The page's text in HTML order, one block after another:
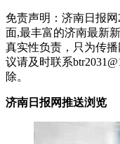
免责声明：济南日报
面,最丰富的济南最新
真实性负责，只为传
议请及时联系
除。
济南日报网推送浏览